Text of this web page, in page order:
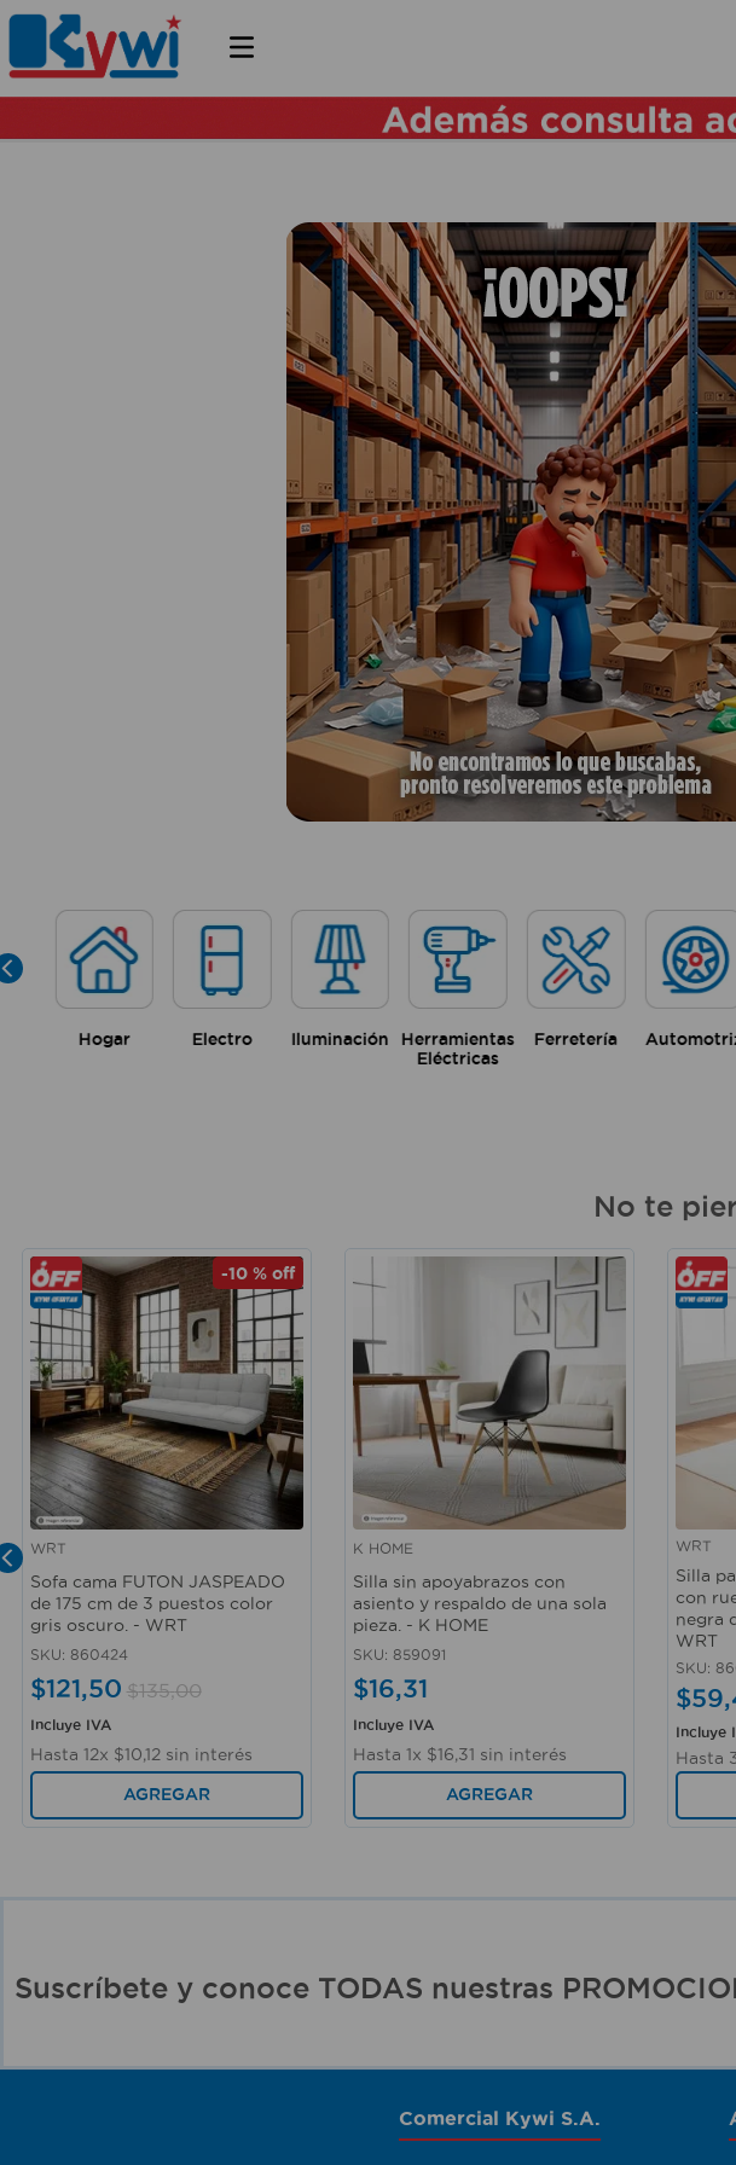
Hogar Electro Iluminación
Herramientas
Eléctricas
Ferretería
No te
-10 %off
WRT
Sofa cama FUTON JASPEADO
de 175 cm de 3 puestos color
gris oscuro. - WRT
SKU: 860424
$121,50 $135,00
Incluye IVA
Hasta 12x $10,12sin interés
AGREGAR
K HOME
Silla sin apoyabrazos con
asiento y respaldo de una sola
pieza. - K HOME
SKU: 859091
$16,31
Incluye IVA
Hasta 1x $16,31 sin interés
AGREGAR
WRT
Silla
con
negra
WRT
SKU:
$59,
Incluye
Hasta
Suscríbete y conoce TODAS nuestras
Comercial Kywi S.A.
.
3.
4.
5.
6
8.
10.